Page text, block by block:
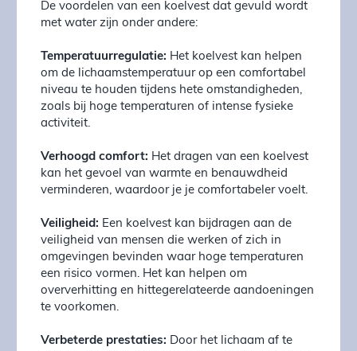
De voordelen van een koelvest dat gevuld wordt
met water zijn onder andere:
Temperatuurregulatie: Het koelvest kan helpen
om de lichaamstemperatuur op een comfortabel
niveau te houden tijdens hete omstandigheden,
zoals bij hoge temperaturen of intense fysieke
activiteit.
Verhoogd comfort: Het dragen van een koelvest
kan het gevoel van warmte en benauwdheid
verminderen, waardoor je je comfortabeler voelt.
Veiligheid: Een koelvest kan bijdragen aan de
veiligheid van mensen die werken of zich in
omgevingen bevinden waar hoge temperaturen
een risico vormen. Het kan helpen om
oververhitting en hittegerelateerde aandoeningen
te voorkomen.
Verbeterde prestaties: Door het lichaam af te